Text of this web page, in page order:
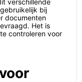
verschillende
bij
documenten
Het is
controleren voor